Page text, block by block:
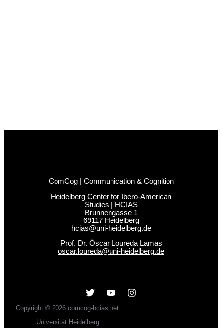
ComCog | Communication & Cognition
Heidelberg Center for Ibero-American
Studies | HCIAS
Brunnengasse 1
69117 Heidelberg
hcias@uni-heidelberg.de
Prof. Dr. Óscar Loureda Lamas
oscar.loureda@uni-heidelberg.de
Copyright © 2026 comcog-hcias.net
Universität Heidelberg